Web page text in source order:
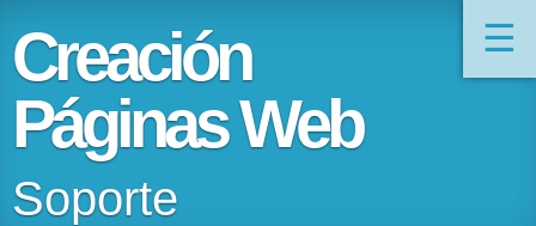
☰
Creación
Páginas Web
Soporte